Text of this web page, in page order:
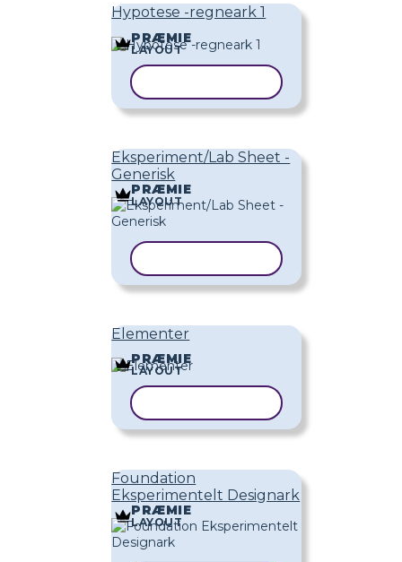
Hypotese -regneark 1
PRÆMIE
LAYOUT
Eksperiment/Lab Sheet -
Generisk
PRÆMIE
LAYOUT
Elementer
PRÆMIE
LAYOUT
Foundation
Eksperimentelt Designark
PRÆMIE
LAYOUT